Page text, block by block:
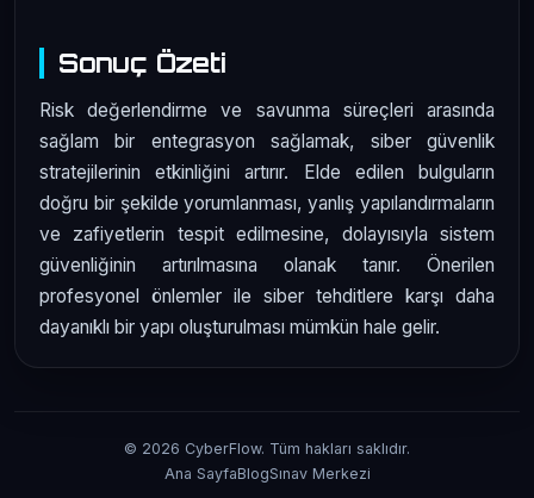
Sonuç Özeti
Risk değerlendirme ve savunma süreçleri arasında
sağlam bir entegrasyon sağlamak, siber güvenlik
stratejilerinin etkinliğini artırır. Elde edilen bulguların
doğru bir şekilde yorumlanması, yanlış yapılandırmaların
ve zafiyetlerin tespit edilmesine, dolayısıyla sistem
güvenliğinin artırılmasına olanak tanır. Önerilen
profesyonel önlemler ile siber tehditlere karşı daha
dayanıklı bir yapı oluşturulması mümkün hale gelir.
© 2026 CyberFlow. Tüm hakları saklıdır.
Ana SayfaBlogSınav Merkezi